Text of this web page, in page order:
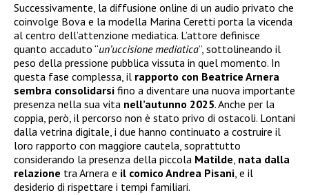
Successivamente, la diffusione online di un audio privato che
coinvolge Bova e la modella Marina Ceretti porta la vicenda
al centro dell’attenzione mediatica. L’attore definisce
quanto accaduto “un’uccisione mediatica”, sottolineando il
peso della pressione pubblica vissuta in quel momento. In
questa fase complessa, il rapporto con Beatrice Arnera
sembra consolidarsi fino a diventare una nuova importante
presenza nella sua vita nell’autunno 2025. Anche per la
coppia, però, il percorso non è stato privo di ostacoli. Lontani
dalla vetrina digitale, i due hanno continuato a costruire il
loro rapporto con maggiore cautela, soprattutto
considerando la presenza della piccola Matilde, nata dalla
relazione tra Arnera e il comico Andrea Pisani, e il
desiderio di rispettare i tempi familiari.